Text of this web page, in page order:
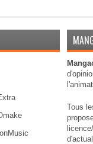
Tous